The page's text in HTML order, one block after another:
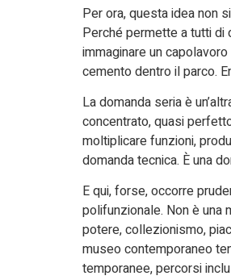
Per ora, questa idea non
Perché permette a tutti di
immaginare un
cemento dentro il parco.
La domanda seria è
concentrato, quasi
moltiplicare funzioni,
domanda tecnica. È una
E qui, forse, occorre
polifunzionale. Non è una
potere, collezionismo,
museo contemporaneo
temporanee, percorsi